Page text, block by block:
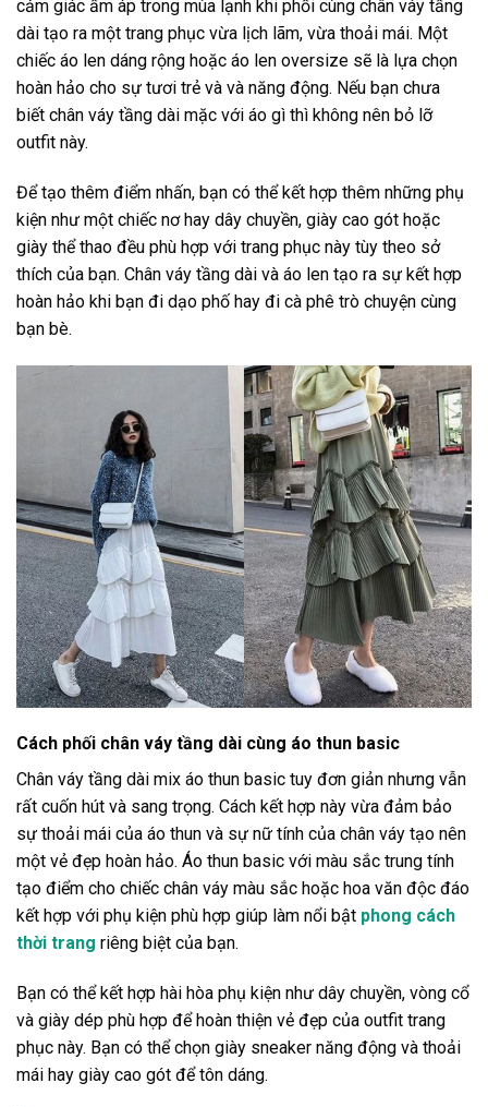
cảm giác ấm áp trong mùa lạnh khi phối cùng chân váy tầng
dài tạo ra một trang phục vừa lịch lãm, vừa thoải mái. Một
chiếc áo len dáng rộng hoặc áo len oversize sẽ là lựa chọn
hoàn hảo cho sự tươi trẻ và và năng động. Nếu bạn chưa
biết chân váy tầng dài mặc với áo gì thì không nên bỏ lỡ
outfit này.
Để tạo thêm điểm nhấn, bạn có thể kết hợp thêm những phụ
kiện như một chiếc nơ hay dây chuyền, giày cao gót hoặc
giày thể thao đều phù hợp với trang phục này tùy theo sở
thích của bạn. Chân váy tầng dài và áo len tạo ra sự kết hợp
hoàn hảo khi bạn đi dạo phố hay đi cà phê trò chuyện cùng
bạn bè.
Cách phối chân váy tầng dài cùng áo thun basic
Chân váy tầng dài mix áo thun basic tuy đơn giản nhưng vẫn
rất cuốn hút và sang trọng. Cách kết hợp này vừa đảm bảo
sự thoải mái của áo thun và sự nữ tính của chân váy tạo nên
một vẻ đẹp hoàn hảo. Áo thun basic với màu sắc trung tính
tạo điểm cho chiếc chân váy màu sắc hoặc hoa văn độc đáo
kết hợp với phụ kiện phù hợp giúp làm nổi bật phong cách
thời trang riêng biệt của bạn.
Bạn có thể kết hợp hài hòa phụ kiện như dây chuyền, vòng cổ
và giày dép phù hợp để hoàn thiện vẻ đẹp của outfit trang
phục này. Bạn có thể chọn giày sneaker năng động và thoải
mái hay giày cao gót để tôn dáng.